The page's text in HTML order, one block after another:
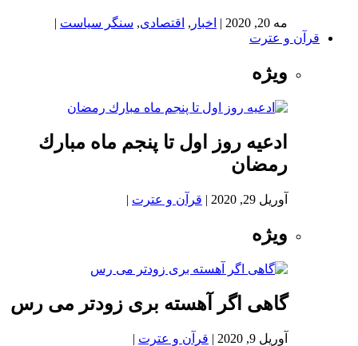
مه 20, 2020 | اخبار , اقتصادی, سنگر سیاست |
قرآن و عترت
ویژه
ادعيه روز اول تا پنجم ماه مبارك
رمضان
آوریل 29, 2020 | قرآن و عترت |
ویژه
گاهی اگر آهسته بری زودتر می رس
آوریل 9, 2020 | قرآن و عترت |